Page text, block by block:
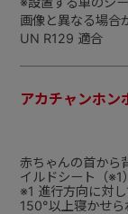
画像と異なる場合
UN R129 適合
アカチャンホン
赤ちゃんの首から
イルドシート（※1
※1 進行方向に対
150°以上寝かせら